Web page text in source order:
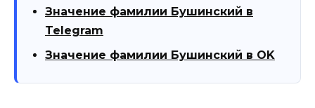
Значение фамилии Бушинский в
Telegram
Значение фамилии Бушинский в OK